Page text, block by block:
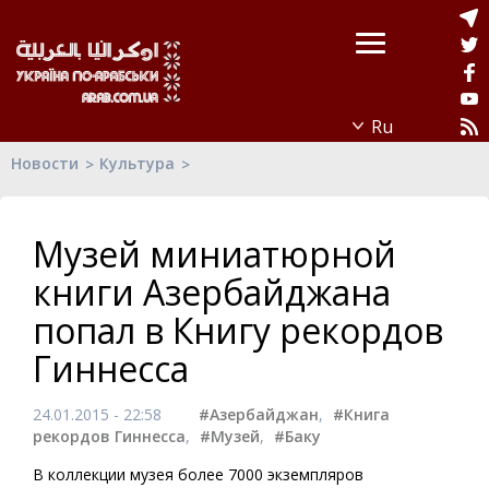
Новости Культура
Музей миниатюрной
книги Азербайджана
попал в Книгу рекордов
Гиннесса
24.01.2015 - 22:58 #Азербайджан, #Книга
рекордов Гиннесса, #Музей, #Баку
В коллекции музея более 7000 экземпляров